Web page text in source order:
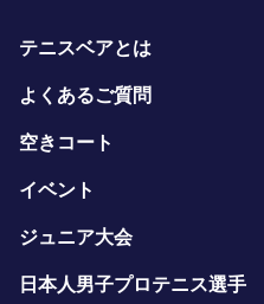
テニスベアとは
よくあるご質問
空きコート
イベント
ジュニア大会
日本人男子プロテニス選手